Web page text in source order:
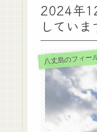
2024年
していま
八丈島のフィー